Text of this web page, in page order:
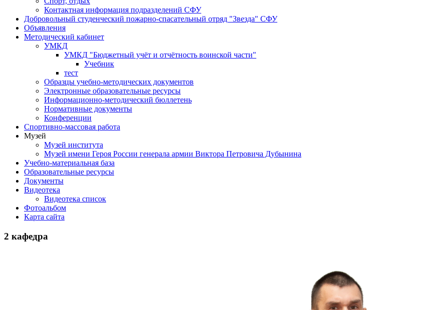
Контактная информация подразделений СФУ
Добровольный студенческий пожарно-спасательный отряд "Звезда" СФУ
Объявления
Методический кабинет
УМКД
УМКД "Бюджетный учёт и отчётность воинской части"
Учебник
тест
Образцы учебно-методических документов
Электронные образовательные ресурсы
Информационно-методический бюллетень
Нормативные документы
Конференции
Спортивно-массовая работа
Музей
Музей института
Музей имени Героя России генерала армии Виктора Петровича Дубынина
Учебно-материальная база
Образовательные ресурсы
Документы
Видеотека
Видеотека список
Фотоальбом
Карта сайта
2 кафедра